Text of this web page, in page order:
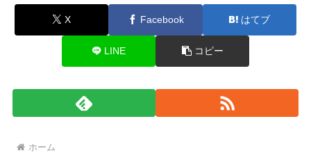
X Facebook はてブ
LINE コピー
ホーム